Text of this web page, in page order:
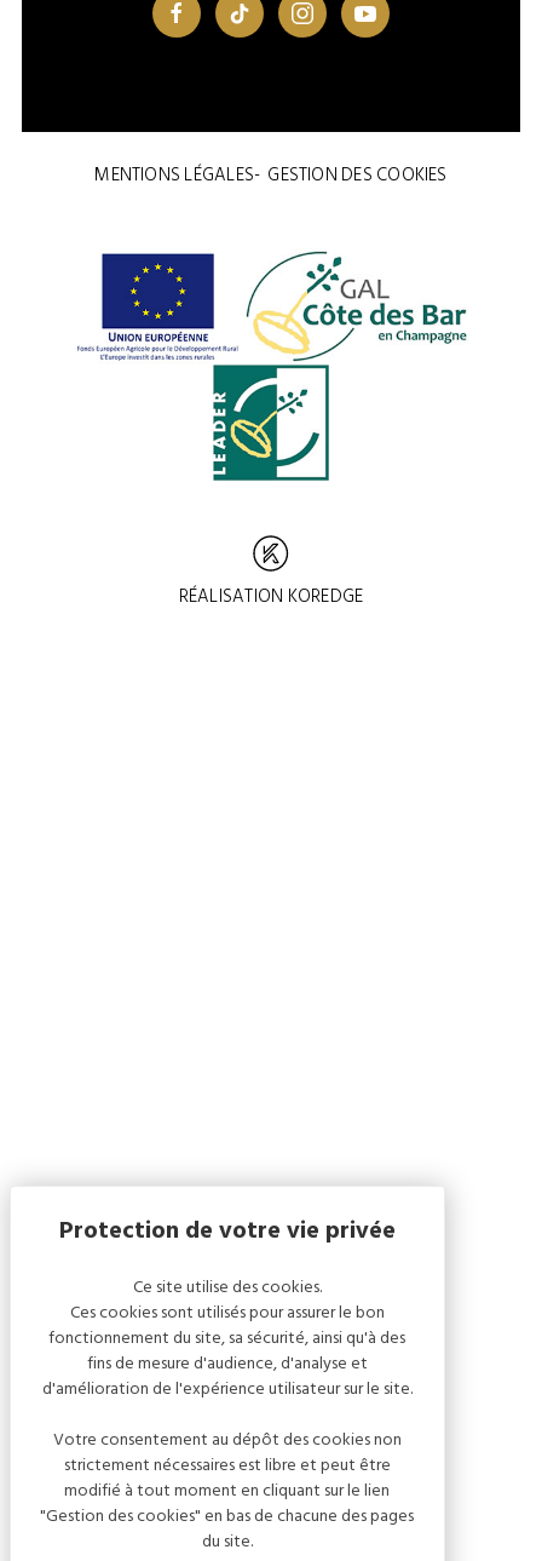
facebooktiktok instagramyoutube
MENTIONS LÉGALES GESTION DES COOKIES
RÉALISATION KOREDGE
Ce site utilise des cookies.
Ces cookies sont utilisés pour assurer le bon
fonctionnement du site, sa sécurité, ainsi qu'à des
fins de mesure d'audience, d'analyse et
d'amélioration de l'expérience utilisateur sur le site.
Votre consentement au dépôt des cookies non
strictement nécessaires est libre et peut être
modifié à tout moment en cliquant sur le lien
"Gestion des cookies" en bas de chacune des pages
du site.